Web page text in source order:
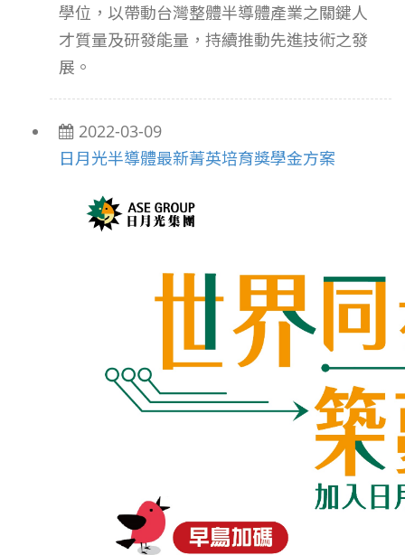
學位，以帶動台灣整體半導體產業之關鍵人
才質量及研發能量，持續推動先進技術之發
展。
2022-03-09
日月光半導體最新菁英培育獎學金方案